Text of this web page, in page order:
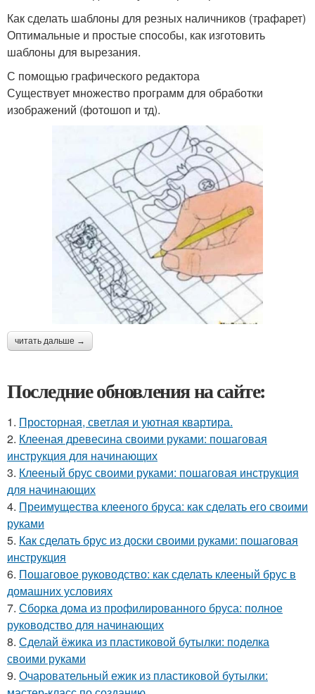
Как сделать шаблоны для резных наличников (трафарет)
Оптимальные и простые способы, как изготовить
шаблоны для вырезания.
С помощью графического редактора
Существует множество программ для обработки
изображений (фотошоп и тд).
читать дальше →
Последние обновления на сайте:
1. Просторная, светлая и уютная квартира.
2. Клееная древесина своими руками: пошаговая
инструкция для начинающих
3. Клееный брус своими руками: пошаговая инструкция
для начинающих
4. Преимущества клееного бруса: как сделать его своими
руками
5. Как сделать брус из доски своими руками: пошаговая
инструкция
6. Пошаговое руководство: как сделать клееный брус в
домашних условиях
7. Сборка дома из профилированного бруса: полное
руководство для начинающих
8. Сделай ёжика из пластиковой бутылки: поделка
своими руками
9. Очаровательный ежик из пластиковой бутылки: